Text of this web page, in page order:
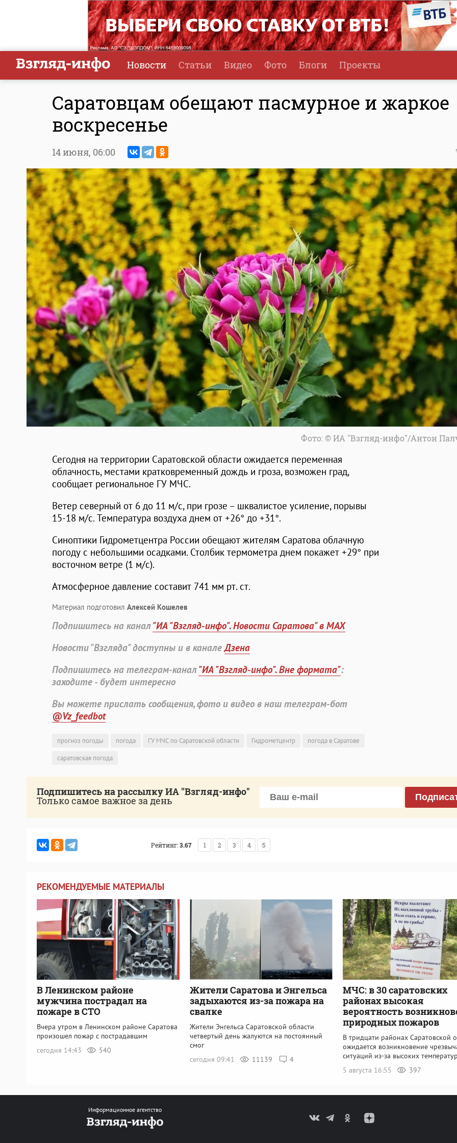
Новости Статьи Видео Фото Блоги Проекты
Саратовцам обещают пасмурное и жаркое
воскресенье
14 июня, 06:00
Фото: © ИА "Взгляд-инфо"/Антон
Сегодня на территории Саратовской области ожидается переменная
облачность, местами кратковременный дождь и гроза, возможен град,
сообщает региональное ГУ МЧС.
Ветер северный от 6 до 11 м/с, при грозе – шквалистое усиление, порывы
15-18 м/с. Температура воздуха днем от +26° до +31°.
Синоптики Гидрометцентра России обещают жителям Саратова облачную
погоду с небольшими осадками. Столбик термометра днем покажет +29° при
восточном ветре (1 м/c).
Атмосферное давление составит 741 мм рт. ст.
Материал подготовил Алексей Кошелев
Подпишитесь на канал"ИА "Взгляд-инфо". Новости Саратова" в MAX
Новости "Взгляда" доступны и в каналеДзена
Подпишитесь на телеграм-канал"ИА "Взгляд-инфо". Вне формата":
заходите - будет интересно
Вы можете прислать сообщения, фото и видео в наш телеграм-бот
@Vz_feedbot
прогноз погоды погода ГУ МЧС по Саратовской области Гидрометцентр
погода в Саратове
саратовская погода
Подпишитесь на рассылку ИА "Взгляд-инфо"
Только самое важное за день
Рейтинг:3.67 1 2 3 4 5
РЕКОМЕНДУЕМЫЕ МАТЕРИАЛЫ
В Ленинском районе
мужчина пострадал на
пожаре в СТО
Вчера утром в Ленинском районе Саратова
произошел пожар с пострадавшим
сегодня 14:43
540
Жители Саратова и Энгельса
задыхаются из-за пожара на
свалке
Жители Энгельса Саратовской области
четвертый день жалуются на постоянный
смог
сегодня 09:41
11139 4
МЧС: в 30 саратовских
районах высокая
вероятность
природных пожаров
В тридцати районах Саратовской
ожидается возникновение
ситуаций из-за высоких
5 августа 16:55
397
Информационное агентство